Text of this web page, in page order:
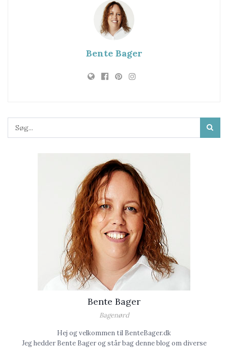
Bente Bager
Bente Bager
Bagenørd
Hej og velkommen til BenteBager.dk
Jeg hedder Bente Bager og står bag denne blog om diverse